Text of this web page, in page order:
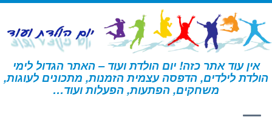
דלג
לתוכן
אין עוד אתר כזה! יום הולדת ועוד – האתר הגדול לימי
הולדת לילדים, הדפסה עצמית הזמנות, מתכונים לעוגות,
משחקים, הפתעות, הפעלות ועוד… דף הבית » הארי פוטר » עוגות וכיבוד – הארי פוטר